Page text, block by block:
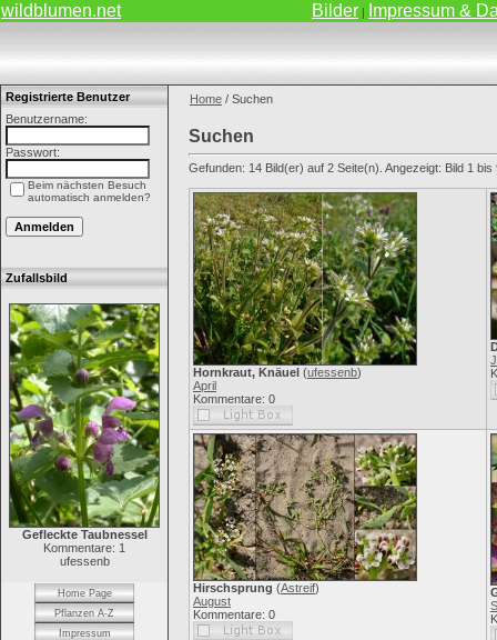
wildblumen.net Bilder | Impressum &
Registrierte Benutzer
Benutzername:
Passwort:
Beim nächsten Besuch
automatisch anmelden?
Zufallsbild
Gefleckte Taubnessel
Kommentare: 1
ufessenb
Home Page
Pflanzen A-Z
Impressum
Home / Suchen
Suchen
Gefunden: 14 Bild(er) auf 2 Seite(n). Angezeigt: Bild 1 bis
Hornkraut, Knäuel (ufessenb)
April
Kommentare: 0
Hirschsprung (Astreif)
August
Kommentare: 0